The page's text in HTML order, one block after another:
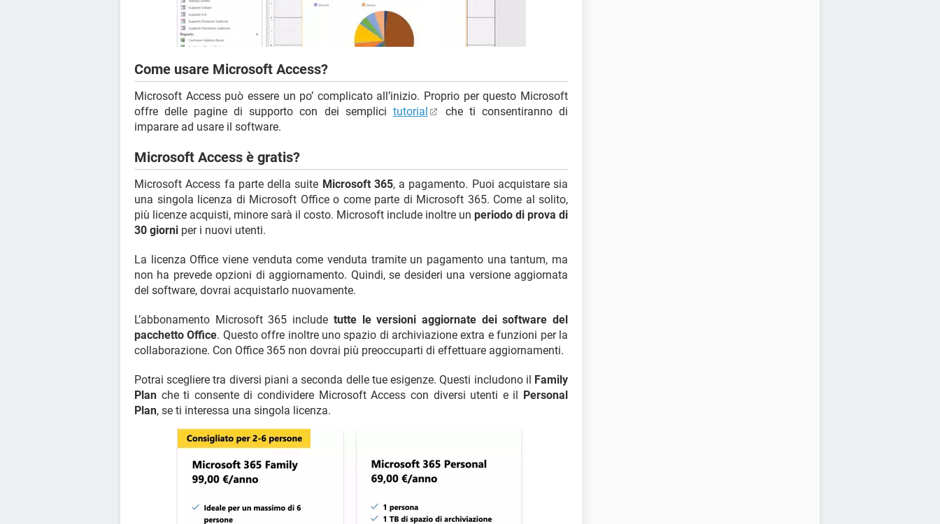
Come usare Microsoft Access?
Microsoft Access può essere un po’ complicato all’inizio. Proprio per questo Microsoft
offre delle pagine di supporto con dei semplici tutorial
che ti consentiranno di
imparare ad usare il software.
Microsoft Access è gratis?
Microsoft Access fa parte della suite Microsoft 365, a pagamento. Puoi acquistare sia
una singola licenza di Microsoft Office o come parte di Microsoft 365. Come al solito,
più licenze acquisti, minore sarà il costo. Microsoft include inoltre un periodo di prova di
30 giorni per i nuovi utenti.
La licenza Office viene venduta come venduta tramite un pagamento una tantum, ma
non ha prevede opzioni di aggiornamento. Quindi, se desideri una versione aggiornata
del software, dovrai acquistarlo nuovamente.
L’abbonamento Microsoft 365 include tutte le versioni aggiornate dei software del
pacchetto Office. Questo offre inoltre uno spazio di archiviazione extra e funzioni per la
collaborazione. Con Office 365 non dovrai più preoccuparti di effettuare aggiornamenti.
Potrai scegliere tra diversi piani a seconda delle tue esigenze. Questi includono il Family
Plan che ti consente di condividere Microsoft Access con diversi utenti e il Personal
Plan, se ti interessa una singola licenza.